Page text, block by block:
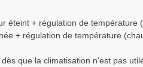
éteint + régulation de température
+ régulation de température
que la climatisation n'est pas